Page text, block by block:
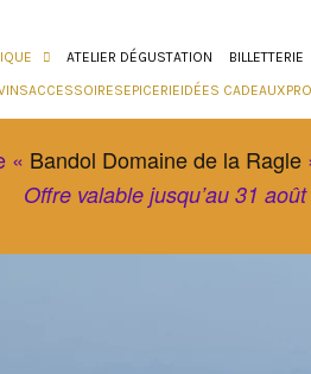
ACCESSOIRESEPICERIEIDÉES CADEAUX
ATELIER DÉGUSTATION BILLETTERIE
« Bandol Domaine de la Ragle
Offre valable jusqu’au 31